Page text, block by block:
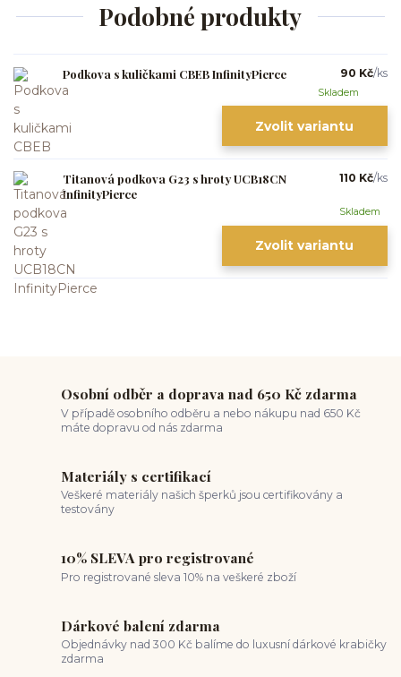
Podobné produkty
Podkova s kuličkami CBEB InfinityPierce 90 Kč/ks
Skladem
Zvolit variantu
Titanová podkova G23 s hroty UCB18CN
InfinityPierce
110 Kč/ks
Skladem
Zvolit variantu
Osobní odběr a doprava nad 650 Kč zdarma
V případě osobního odběru a nebo nákupu nad 650 Kč
máte dopravu od nás zdarma
Materiály s certifikací
Veškeré materiály našich šperků jsou certifikovány a
testovány
10% SLEVA pro registrované
Pro registrované sleva 10% na veškeré zboží
Dárkové balení zdarma
Objednávky nad 300 Kč balíme do luxusní dárkové krabičky
zdarma